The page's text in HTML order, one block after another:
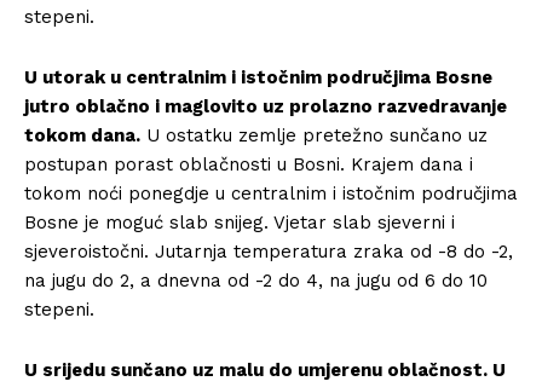
stepeni.
U utorak u centralnim i istočnim područjima Bosne
jutro oblačno i maglovito uz prolazno razvedravanje
tokom dana. U ostatku zemlje pretežno sunčano uz
postupan porast oblačnosti u Bosni. Krajem dana i
tokom noći ponegdje u centralnim i istočnim područjima
Bosne je moguć slab snijeg. Vjetar slab sjeverni i
sjeveroistočni. Jutarnja temperatura zraka od -8 do -2,
na jugu do 2, a dnevna od -2 do 4, na jugu od 6 do 10
stepeni.
U srijedu sunčano uz malu do umjerenu oblačnost. U